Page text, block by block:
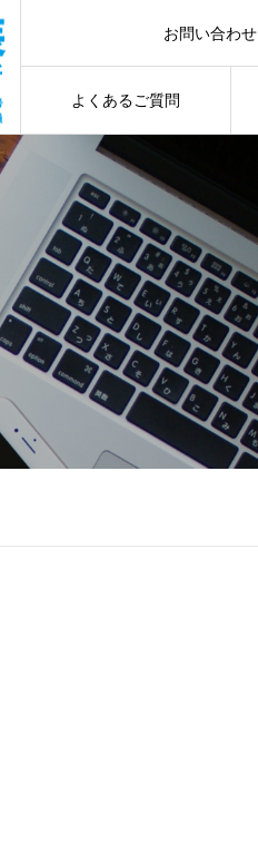
よくあるご質問
お問い合わせ